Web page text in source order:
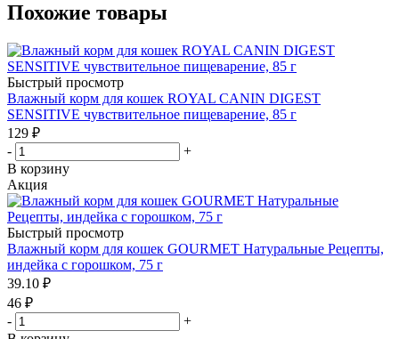
Похожие товары
Быстрый просмотр
Влажный корм для кошек ROYAL CANIN DIGEST
SENSITIVE чувствительное пищеварение, 85 г
129 ₽
-
+
В корзину
Акция
Быстрый просмотр
Влажный корм для кошек GOURMET Натуральные Рецепты,
индейка с горошком, 75 г
39.10 ₽
46 ₽
-
+